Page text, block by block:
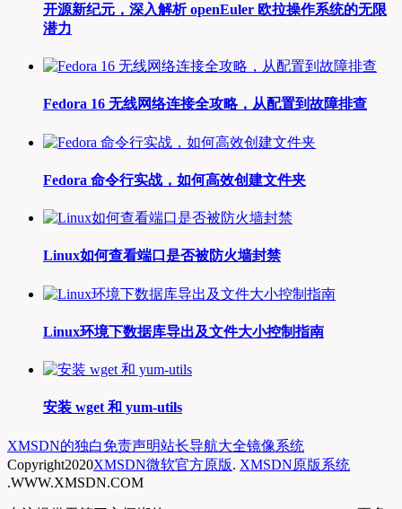
开源新纪元，深入解析 openEuler 欧拉操作系统的无限
潜力
Fedora 16 无线网络连接全攻略，从配置到故障排查
Fedora 命令行实战，如何高效创建文件夹
Linux如何查看端口是否被防火墙封禁
Linux环境下数据库导出及文件大小控制指南
安装 wget 和 yum-utils
XMSDN的独白免责声明站长导航大全镜像系统
Copyright2020XMSDN微软官方原版. XMSDN原版系统
.WWW.XMSDN.COM